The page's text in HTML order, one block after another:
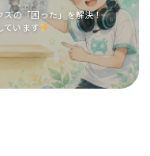
スの「困った」を解決！
ています